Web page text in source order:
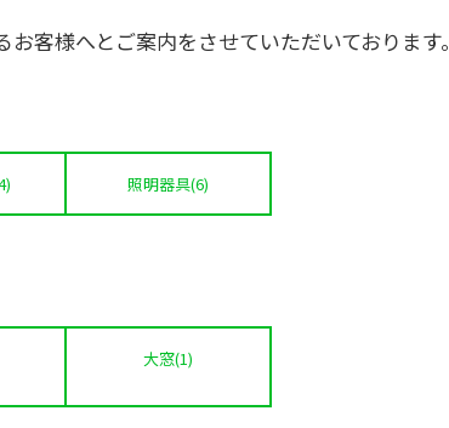
客様へとご案内をさせていただいております。
照明器具(6)
大窓(1)